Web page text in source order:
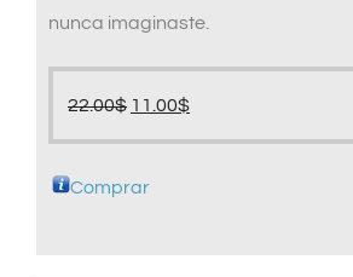
nunca imaginaste.
22.00$ El
precio
original
11.00$El
precio
Comprar